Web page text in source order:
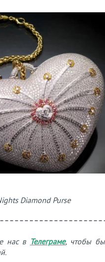
Diamond Purse
нас в Телеграме, чтобы